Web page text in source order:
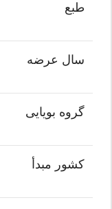
طبع
سال عرضه
گروه بویایی
کشور مبدأ